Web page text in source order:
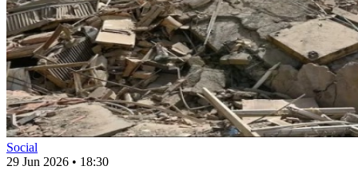
Social
29 Jun 2026 • 18:30